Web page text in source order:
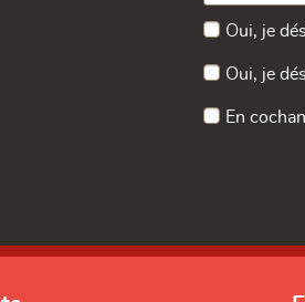
Oui, je
Oui, je
En